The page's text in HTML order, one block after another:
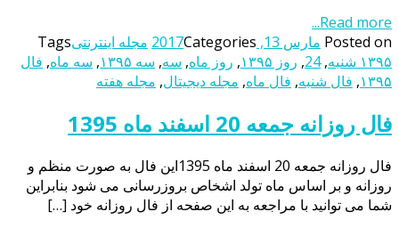
Read more...
Posted on مارس 13, 2017 Categories مجله اینترنتیTags
۱۳۹۵ شنبه
,
24
, روز ۱۳۹۵ , روز ماه, سه, سه ۱۳۹۵ , سه ماه, فال
۱۳۹۵, فال شنبه, فال ماه, مجله دیجیتال, مجله هفته
فال روزانه جمعه 20 اسفند ماه 1395
فال روزانه جمعه 20 اسفند ماه 1395این فال به صورت منظم و
روزانه و بر اساس ماه تولد اشخاص بروزرسانی می شود بنابراین
شما می توانید با مراجعه به این صفحه از فال روزانه خود […]